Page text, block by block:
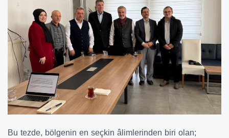
Bu tezde, bölgenin en seçkin âlimlerinden biri olan;